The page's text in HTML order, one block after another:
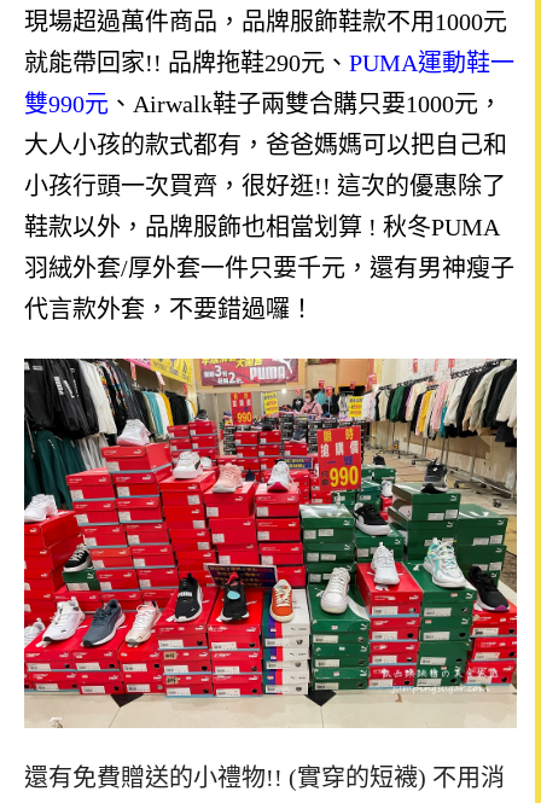
現場超過萬件商品，品牌服飾鞋款不用1000元
就能帶回家!! 品牌拖鞋290元、 PUMA運動鞋一
雙990元 、Airwalk鞋子兩雙合購只要1000元，
大人小孩的款式都有，爸爸媽媽可以把自己和
小孩行頭一次買齊，很好逛!! 這次的優惠除了
鞋款以外，品牌服飾也相當划算 ! 秋冬PUMA
羽絨外套/厚外套一件只要千元，還有男神瘦子
代言款外套，不要錯過囉！
還有免費贈送的小禮物!! (實穿的短襪) 不用消